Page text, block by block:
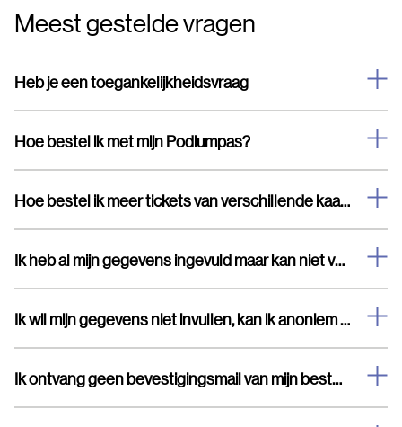
Meest gestelde vragen
Heb je een toegankelijkheidsvraag
Hoe bestel ik met mijn Podiumpas?
Hoe bestel ik meer tickets van verschillende kaartsoorten
Ik heb al mijn gegevens ingevuld maar kan niet verder
Ik wil mijn gegevens niet invullen, kan ik anoniem bestellen?
Ik ontvang geen bevestigingsmail van mijn bestelling